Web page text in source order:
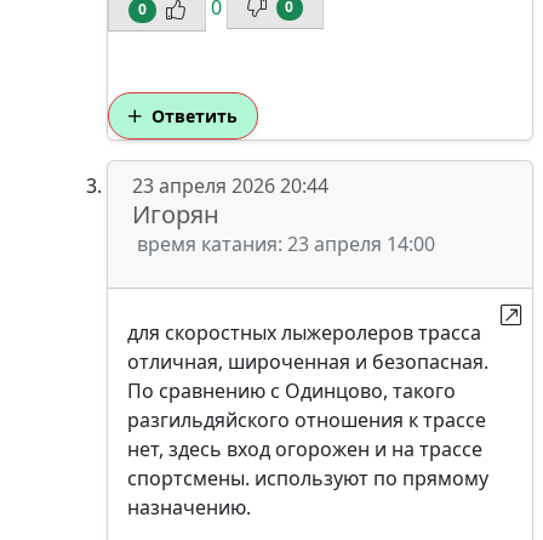
0 0 0
Ответить
23 апреля 2026 20:44
Игорян
время катания: 23 апреля 14:00
для скоростных лыжеролеров трасса
отличная, широченная и безопасная.
По сравнению с Одинцово, такого
разгильдяйского отношения к трассе
нет, здесь вход огорожен и на трассе
спортсмены. используют по прямому
назначению.